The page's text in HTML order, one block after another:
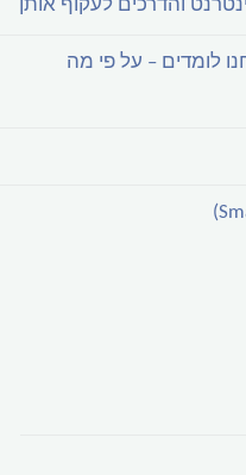
והדרכים לעקוף אותן
לומדים – על פי מה